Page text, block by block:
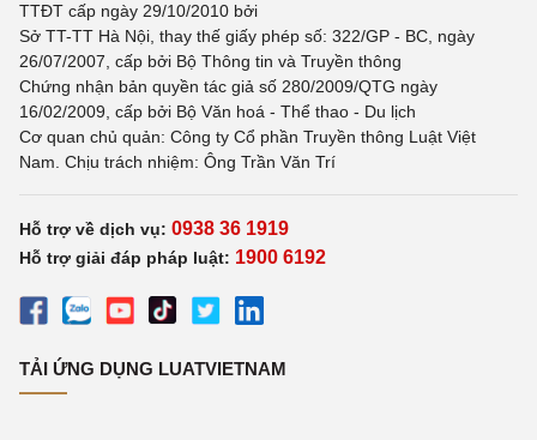
TTĐT cấp ngày 29/10/2010 bởi
Sở TT-TT Hà Nội, thay thế giấy phép số: 322/GP - BC, ngày
26/07/2007, cấp bởi Bộ Thông tin và Truyền thông
Chứng nhận bản quyền tác giả số 280/2009/QTG ngày
16/02/2009, cấp bởi Bộ Văn hoá - Thể thao - Du lịch
Cơ quan chủ quản: Công ty Cổ phần Truyền thông Luật Việt
Nam. Chịu trách nhiệm: Ông Trần Văn Trí
Hỗ trợ về dịch vụ: 0938 36 1919
Hỗ trợ giải đáp pháp luật: 1900 6192
TẢI ỨNG DỤNG LUATVIETNAM